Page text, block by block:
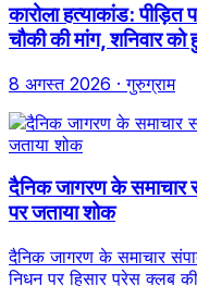
कारोला हत्याकांड:
चौकी की मांग, शनिवार
8 अगस्त 2026 · गुरुग्राम
दैनिक जागरण के समाचार
पर जताया शोक
दैनिक जागरण के समाचार
निधन पर हिसार प्रेस क्लब